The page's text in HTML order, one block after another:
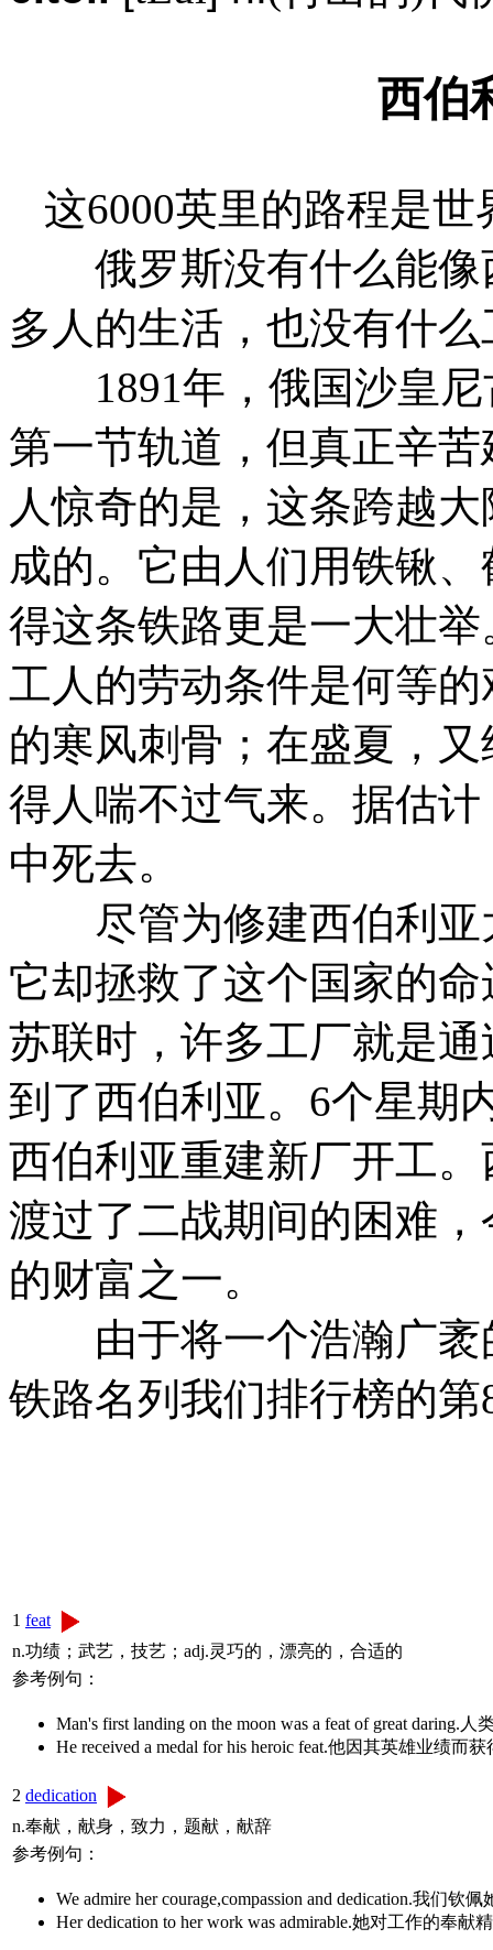
西伯
这6000英里的路程是
俄罗斯没有什么能像
多人的生活，也没有什
1891年，俄国沙皇
第一节轨道，但真正辛
人惊奇的是，这条跨越
成的。它由人们用铁锹
得这条铁路更是一大壮
工人的劳动条件是何等
的寒风刺骨；在盛夏，
得人喘不过气来。据估
中死去。
尽管为修建西伯利亚
它却拯救了这个国家的
苏联时，许多工厂就是
到了西伯利亚。 6个星期
西伯利亚重建新厂开工
渡过了二战期间的困难
的财富之一。
由于将一个浩瀚广袤
铁路名列我们排行榜的第
1 feat
n.功绩；武艺，技艺；adj.灵巧的，漂亮的，合适的
参考例句：
Man's first landing on the moon was a feat of great daring.
He received a medal for his heroic feat.他因其英雄业绩而
2 dedication
n.奉献，献身，致力，题献，献辞
参考例句：
We admire her courage,compassion and dedication.我们钦
Her dedication to her work was admirable.她对工作的奉献